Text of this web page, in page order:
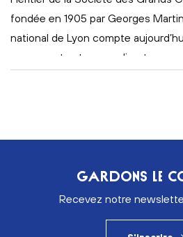
fondée en 1905 par Georges
national de Lyon compte
permanents et a pour directeur
GARDONS LE
Recevez notre